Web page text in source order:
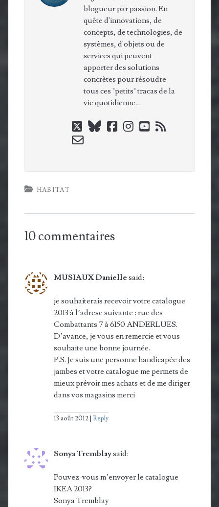
blogueur par passion. En
quête d'innovations, de
concepts, de technologies, de
systèmes, d'objets ou de
services qui peuvent
apporter des solutions
concrètes pour résoudre
tous ces "petits" tracas de la
vie quotidienne…
twitterblueskyfacebook
instagram
youtube
rss
email-
HABITAT
10 commentaires
MUSIAUX Danielle said:
je souhaiterais recevoir votre catalogue
2013 à l’adrese suivante : rue des
Combattants 7 à 6150 ANDERLUES.
D’avance, je vous en remercie et vous
souhaite une bonne journée.
P.S. Je suis une personne handicapée des
jambes et votre catalogue me permets de
mieux prévoir mes achats et de me diriger
dans vos magasins merci
13 août 2012 Reply
Sonya Tremblaysaid:
Pouvez-vous m’envoyer le catalogue
IKEA 2013?
Sonya Tremblay